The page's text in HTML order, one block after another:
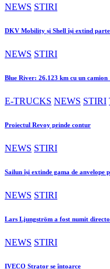
NEWS STIRI
DKV Mobility și Shell își extind
NEWS STIRI
Blue River: 26.123 km cu un
E-TRUCKS NEWS STIRI
Proiectul Revoy prinde contur
NEWS STIRI
Sailun își extinde gama de anvelope
NEWS STIRI
Lars Ljungström a fost numit
NEWS STIRI
IVECO Strator se întoarce